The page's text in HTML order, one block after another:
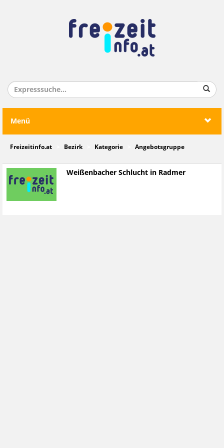
Menü
Freizeitinfo.at Bezirk Kategorie Angebotsgruppe
Weißenbacher Schlucht in Radmer